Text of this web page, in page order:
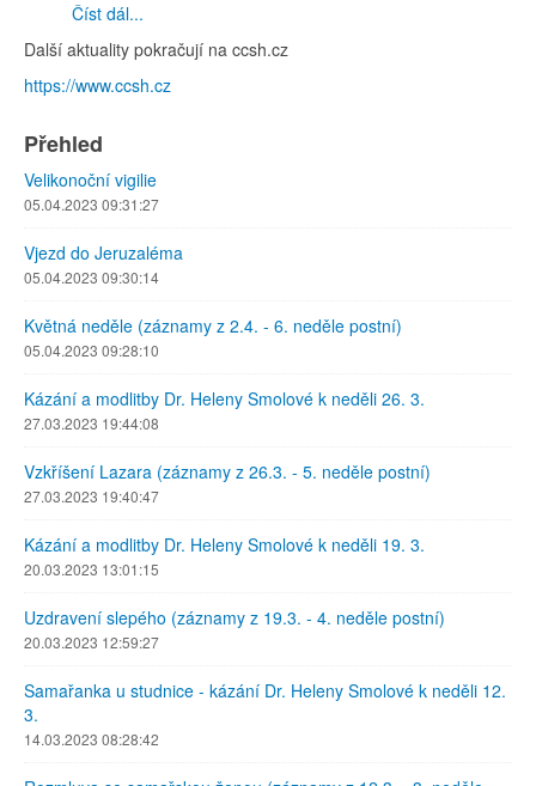
Číst dál...
Další aktuality pokračují na ccsh.cz
https://www.ccsh.cz
Přehled
Velikonoční vigilie
05.04.2023 09:31:27
Vjezd do Jeruzaléma
05.04.2023 09:30:14
Květná neděle (záznamy z 2.4. - 6. neděle postní)
05.04.2023 09:28:10
Kázání a modlitby Dr. Heleny Smolové k neděli 26. 3.
27.03.2023 19:44:08
Vzkříšení Lazara (záznamy z 26.3. - 5. neděle postní)
27.03.2023 19:40:47
Kázání a modlitby Dr. Heleny Smolové k neděli 19. 3.
20.03.2023 13:01:15
Uzdravení slepého (záznamy z 19.3. - 4. neděle postní)
20.03.2023 12:59:27
Samařanka u studnice - kázání Dr. Heleny Smolové k neděli 12.
3.
14.03.2023 08:28:42